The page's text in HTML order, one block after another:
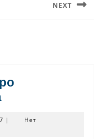
NEXT
Voyager77
|
Нет